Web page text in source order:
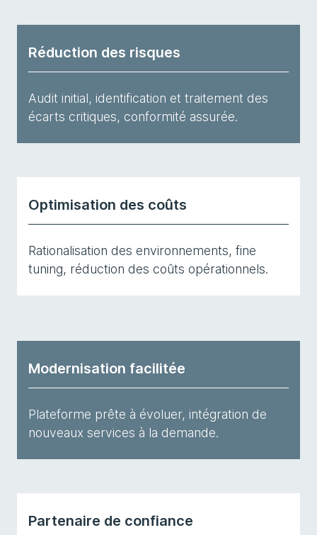
Réduction des risques
Audit initial, identification et traitement des
écarts critiques, conformité assurée.
Optimisation des coûts
Rationalisation des environnements, fine
tuning, réduction des coûts opérationnels.
Modernisation facilitée
Plateforme prête à évoluer, intégration de
nouveaux services à la demande.
Partenaire de confiance